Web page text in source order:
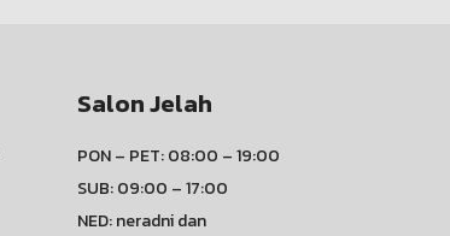
Salon Jelah
PON – PET: 08:00 – 19:00
SUB: 09:00 – 17:00
NED: neradni dan